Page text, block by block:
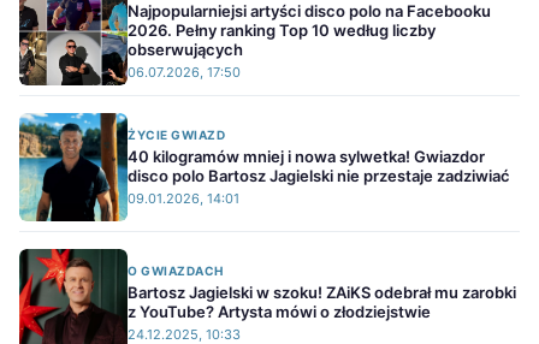
Najpopularniejsi artyści disco polo na Facebooku
2026. Pełny ranking Top 10 według liczby
obserwujących
06.07.2026, 17:50
ŻYCIE GWIAZD
40 kilogramów mniej i nowa sylwetka! Gwiazdor
disco polo Bartosz Jagielski nie przestaje zadziwiać
09.01.2026, 14:01
O GWIAZDACH
Bartosz Jagielski w szoku! ZAiKS odebrał mu zarobki
z YouTube? Artysta mówi o złodziejstwie
24.12.2025, 10:33